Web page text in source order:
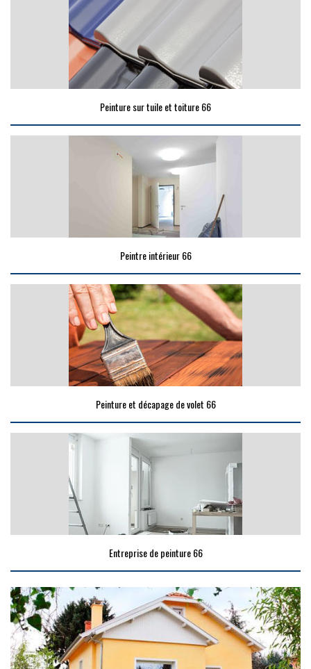
Peinture sur tuile et toiture 66
Peintre intérieur 66
Peinture et décapage de volet 66
Entreprise de peinture 66